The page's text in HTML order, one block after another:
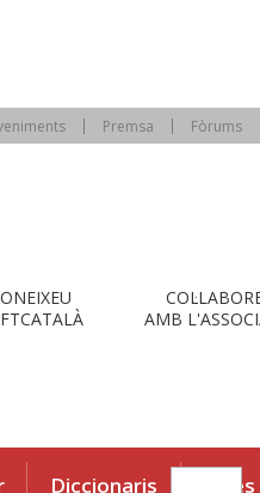
Premsa Fòrums
AMB
Diccionaris Eines